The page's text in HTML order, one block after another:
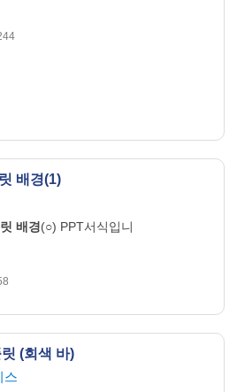
배경(1)
배경(○) PPT서식입니
(회색 바)
스